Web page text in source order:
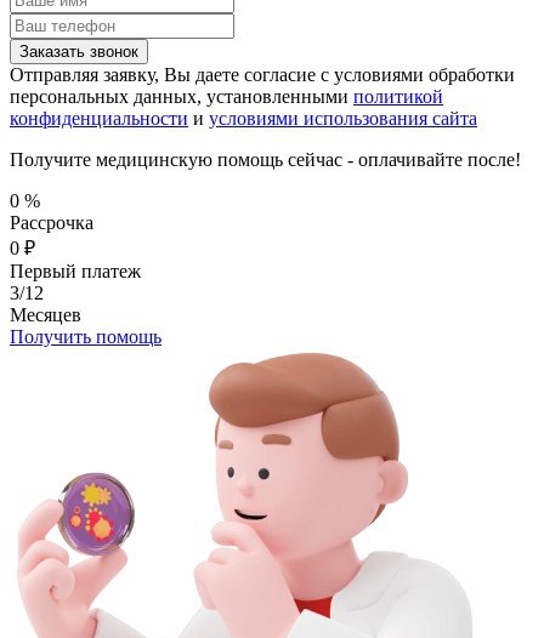
Заказать звонок
Отправляя заявку, Вы даете согласие с условиями обработки
персональных данных, установленными политикой
конфиденциальности и условиями использования сайта
Получите медицинскую помощь сейчас - оплачивайте после!
0 %
Рассрочка
0 ₽
Первый платеж
3/12
Месяцев
Получить помощь